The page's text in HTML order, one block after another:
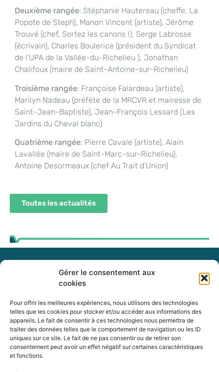
Gérer le consentement aux
cookies
Pour offrir les meilleures expériences, nous utilisons des technologies
telles que les cookies pour stocker et/ou accéder aux informations des
appareils. Le fait de consentir à ces technologies nous permettra de
traiter des données telles que le comportement de navigation ou les ID
uniques sur ce site. Le fait de ne pas consentir ou de retirer son
consentement peut avoir un effet négatif sur certaines caractéristiques
et fonctions.
Deuxième rangée: Stéphanie Hautereau (cheffe, La
Popote de Steph), Manon Vincent (artiste), Jérôme
Trouvé (chef, Sortez les canons !), Serge Labrosse
(écrivain), Charles Boulerice (président du Syndicat
de l’UPA de la Vallée-du-Richelieu ), Jonathan
Chalifoux (maire de Saint-Antoine-sur-Richelieu)
Troisième rangée: Françoise Falardeau (artiste),
Marilyn Nadeau (préfète de la MRCVR et mairesse de
Saint-Jean-Baptiste), Jean-François Lessard (Les
Jardins du Cheval blanc)
Quatrième rangée: Pierre Cavale (artiste), Alain
Lavallée (maire de Saint-Marc-sur-Richelieu),
Antoine Desormeaux (chef Au Trait d’Union)
Toutes les actualités
255, boul. Laurier, bureau 100
McMasterville (Québec)
J3G 0B7
Intranet